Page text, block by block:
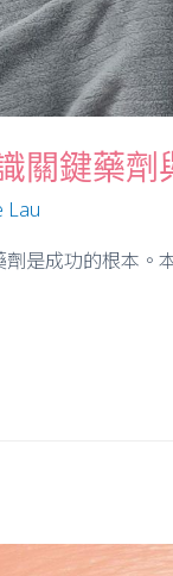
關鍵藥
Lau
是成功的根本